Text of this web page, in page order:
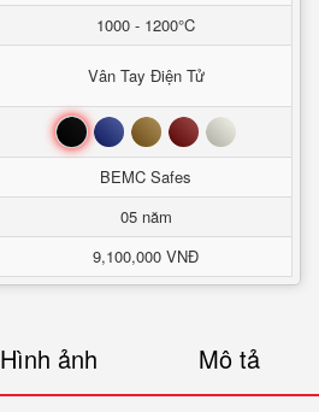
1000 - 1200°C
Vân Tay Điện Tử
Đen Xanh Nâu Đỏ Trắng
BEMC Safes
05 năm
9,100,000 VNĐ
Hình ảnh Mô tả